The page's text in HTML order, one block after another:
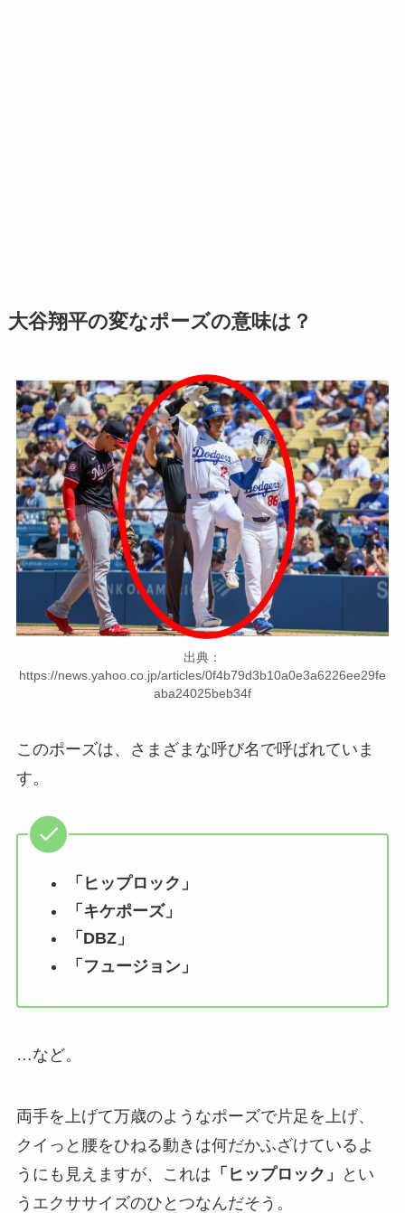
大谷翔平の変なポーズの意味は？
出典：
https://news.yahoo.co.jp/articles/0f4b79d3b10a0e3a6226ee29fe
aba24025beb34f
このポーズは、さまざまな呼び名で呼ばれていま
す。
「ヒップロック」
「キケポーズ」
「DBZ」
「フュージョン」
…など。
両手を上げて万歳のようなポーズで片足を上げ、
クイっと腰をひねる動きは何だかふざけているよ
うにも見えますが、これは 「ヒップロック」
とい
うエクササイズのひとつなんだそう。